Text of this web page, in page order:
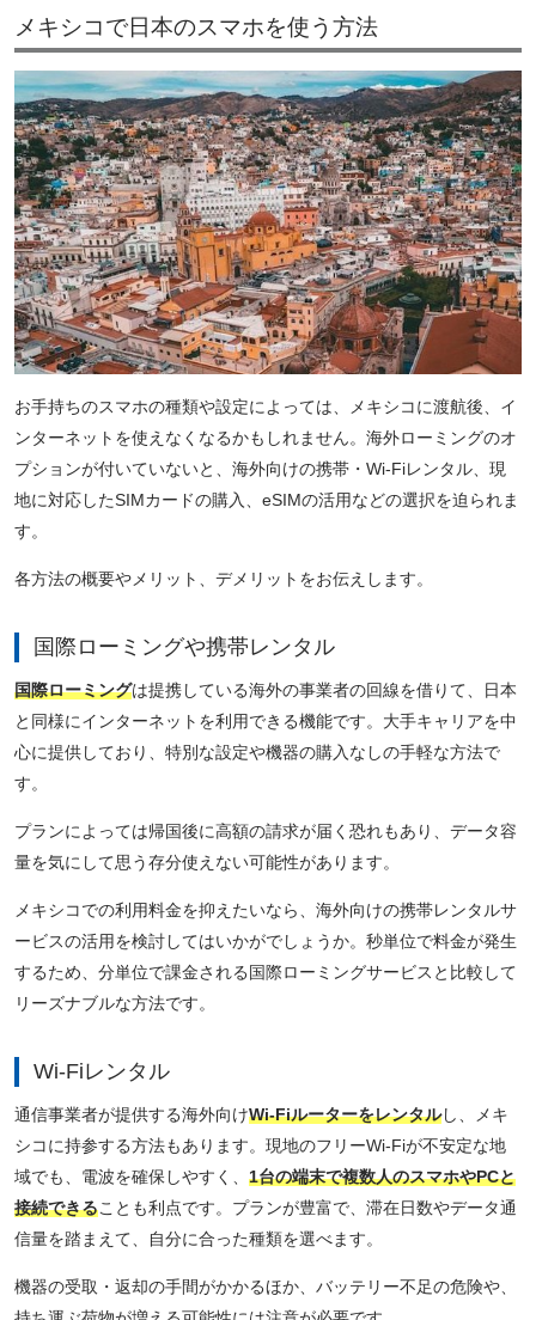
メキシコで日本のスマホを使う方法
お手持ちのスマホの種類や設定によっては、メキシコに渡航後、イ
ンターネットを使えなくなるかもしれません。海外ローミングのオ
プションが付いていないと、海外向けの携帯・Wi-Fiレンタル、現
地に対応したSIMカードの購入、eSIMの活用などの選択を迫られま
す。
各方法の概要やメリット、デメリットをお伝えします。
国際ローミングや携帯レンタル
国際ローミングは提携している海外の事業者の回線を借りて、日本
と同様にインターネットを利用できる機能です。大手キャリアを中
心に提供しており、特別な設定や機器の購入なしの手軽な方法で
す。
プランによっては帰国後に高額の請求が届く恐れもあり、データ容
量を気にして思う存分使えない可能性があります。
メキシコでの利用料金を抑えたいなら、海外向けの携帯レンタルサ
ービスの活用を検討してはいかがでしょうか。秒単位で料金が発生
するため、分単位で課金される国際ローミングサービスと比較して
リーズナブルな方法です。
Wi-Fiレンタル
通信事業者が提供する海外向けWi-Fiルーターをレンタルし、メキ
シコに持参する方法もあります。現地のフリーWi-Fiが不安定な地
域でも、電波を確保しやすく、 1台の端末で複数人のスマホやPCと
接続できることも利点です。プランが豊富で、滞在日数やデータ通
信量を踏まえて、自分に合った種類を選べます。
機器の受取・返却の手間がかかるほか、バッテリー不足の危険や、